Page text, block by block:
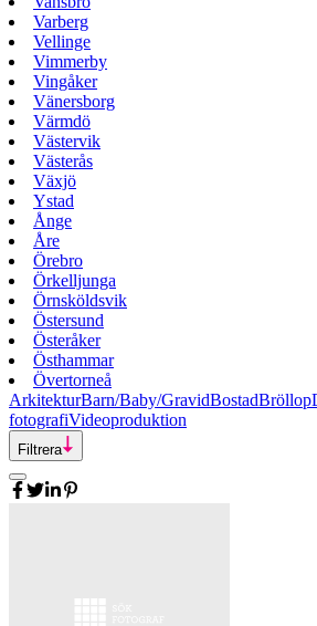
Varberg
Vellinge
Vimmerby
Vingåker
Vänersborg
Värmdö
Västervik
Västerås
Växjö
Ystad
Ånge
Åre
Örebro
Örkelljunga
Örnsköldsvik
Östersund
Österåker
Östhammar
Övertorneå
ArkitekturBarn/Baby/GravidBostadBröllop
fotografiVideoproduktion
Filtrera